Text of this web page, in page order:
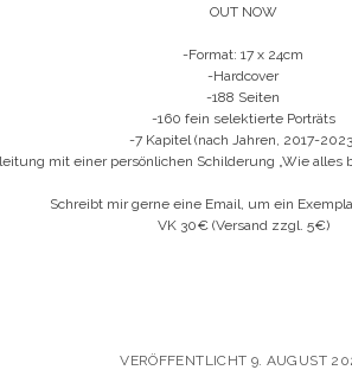
OUT NOW
-Format: 17 x 24cm
-Hardcover
-188 Seiten
-160 fein selektierte Porträts
-7 Kapitel (nach Jahren, 2017-
mit einer persönlichen Schilderung „Wie alles
Schreibt mir gerne eine Email, um ein
VK 30€ (Versand zzgl. 5€)
VERÖFFENTLICHT 9. AUGUST